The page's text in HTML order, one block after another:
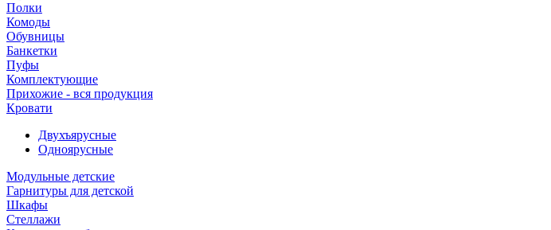
Полки
Комоды
Обувницы
Банкетки
Пуфы
Комплектующие
Прихожие - вся продукция
Кровати
Двухъярусные
Одноярусные
Модульные детские
Гарнитуры для детской
Шкафы
Стеллажи